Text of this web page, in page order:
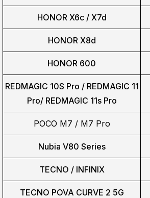
HONOR X6c / X7d
HONOR X8d
HONOR 600
REDMAGIC 10S Pro / REDMAGIC 11
Pro/ REDMAGIC 11s Pro
POCO M7 / M7 Pro
Nubia V80 Series
TECNO / INFINIX
TECNO POVA CURVE 2 5G